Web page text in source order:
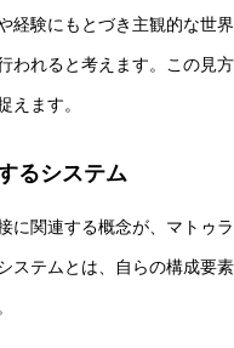
経験にもとづき主観的な世
われると考えます。この見
えます。
るシステム
に関連する概念が、マトゥ
ステムとは、自らの構成要